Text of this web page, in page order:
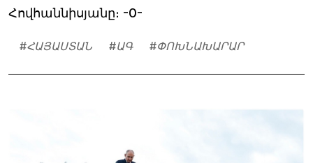
Հովհաննիսյանը։ -0-
#ՀԱՅԱՍՏԱՆ #ԱԳ #ՓՈԽՆԱԽԱՐԱՐ